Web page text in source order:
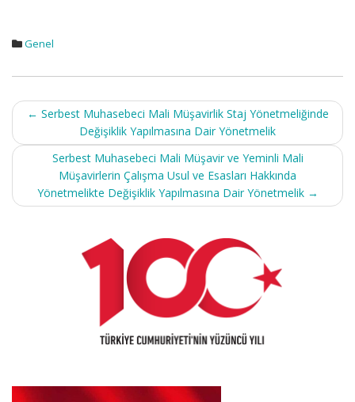
Genel
Post
navigation
← Serbest Muhasebeci Mali Müşavirlik Staj Yönetmeliğinde
Değişiklik Yapılmasına Dair Yönetmelik
Serbest Muhasebeci Mali Müşavir ve Yeminli Mali
Müşavirlerin Çalışma Usul ve Esasları Hakkında
Yönetmelikte Değişiklik Yapılmasına Dair Yönetmelik →